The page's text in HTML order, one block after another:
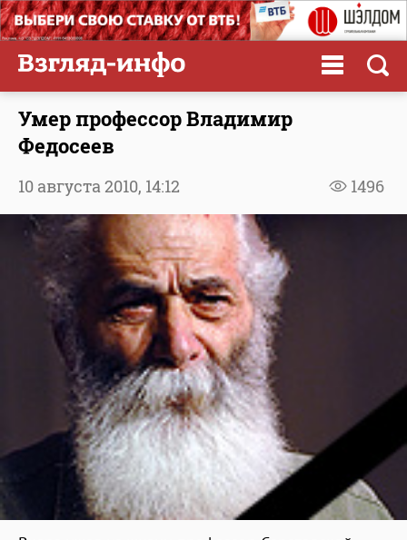
Умер профессор Владимир
Федосеев
1496
10 августа 2010, 14:12